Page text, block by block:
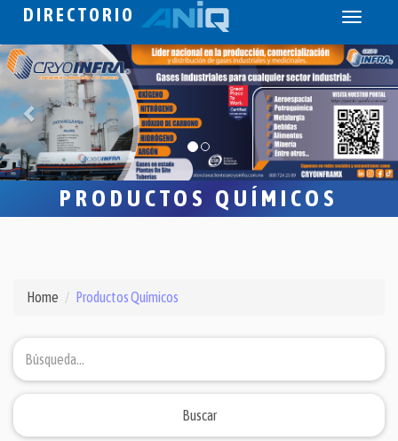
DIRECTORIO
Toggle
PRODUCTOS QUÍMICOS
Home Productos Químicos